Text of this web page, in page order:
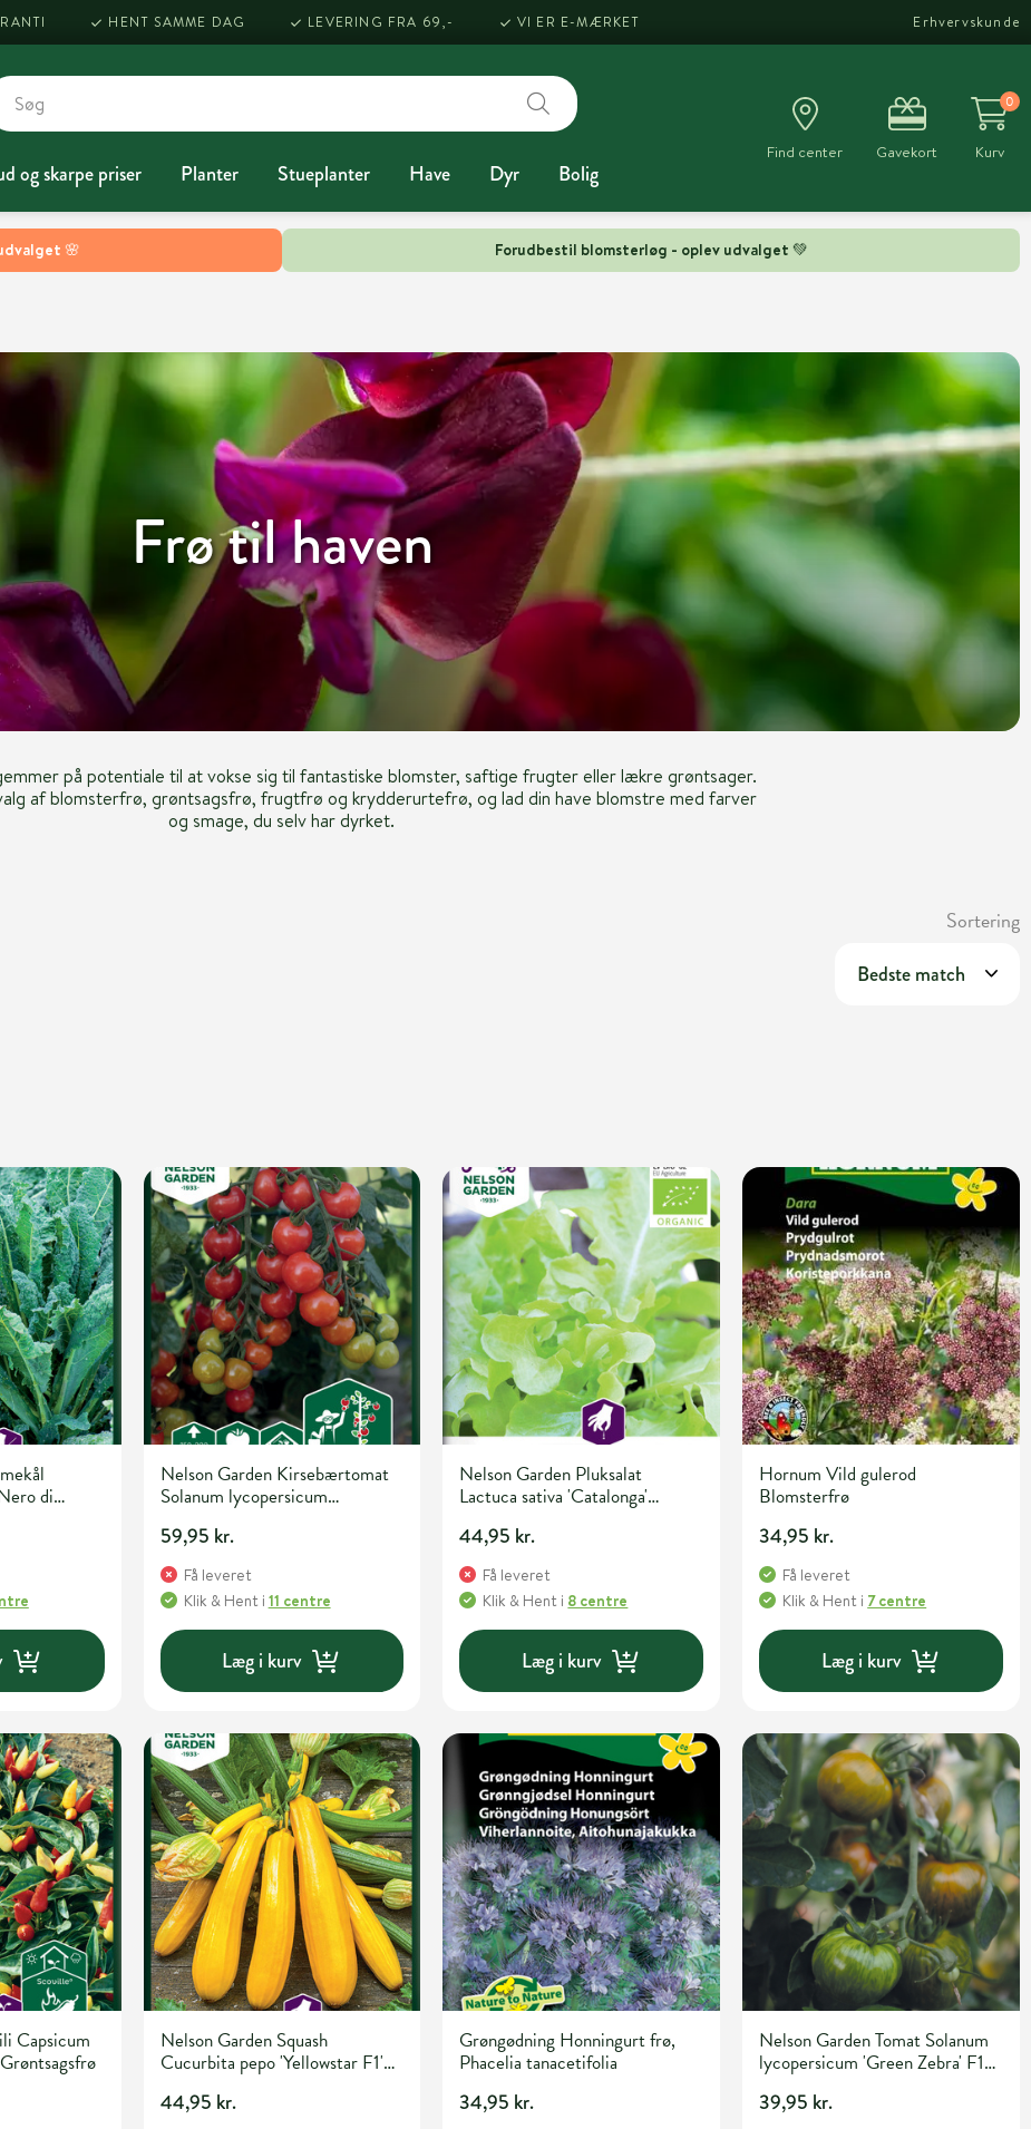
🌸 Forudbestil blomsterløg - oplev udvalget 💚
HENT SAMME DAG LEVERING FRA 69,- VI ER E-MÆRKET Erhvervskunde
og skarpe priser Planter Stueplanter Have Dyr Bolig
Find center Gavekort
0
Kurv
Frø til haven
på potentiale til at vokse sig til fantastiske blomster, saftige frugter eller lækre grøntsager.
af blomsterfrø, grøntsagsfrø, frugtfrø og krydderurtefrø, og lad din have blomstre med farver
og smage, du selv har dyrket.
Sortering
di
Nelson Garden Kirsebærtomat
Solanum lycopersicum
59,95 kr.
Få leveret
Klik & Hent i 11 centre
Læg i kurv
Nelson Garden Pluksalat
Lactuca sativa 'Catalonga'
44,95 kr.
Få leveret
Klik & Hent i 8 centre
Læg i kurv
Hornum Vild gulerod
Blomsterfrø
34,95 kr.
Få leveret
Klik & Hent i 7 centre
Læg i kurv
Capsicum
Nelson Garden Squash
Cucurbita pepo 'Yellowstar F1'
44,95 kr.
Grøngødning Honningurt frø,
Phacelia tanacetifolia
34,95 kr.
Nelson Garden Tomat Solanum
lycopersicum 'Green Zebra' F1
39,95 kr.